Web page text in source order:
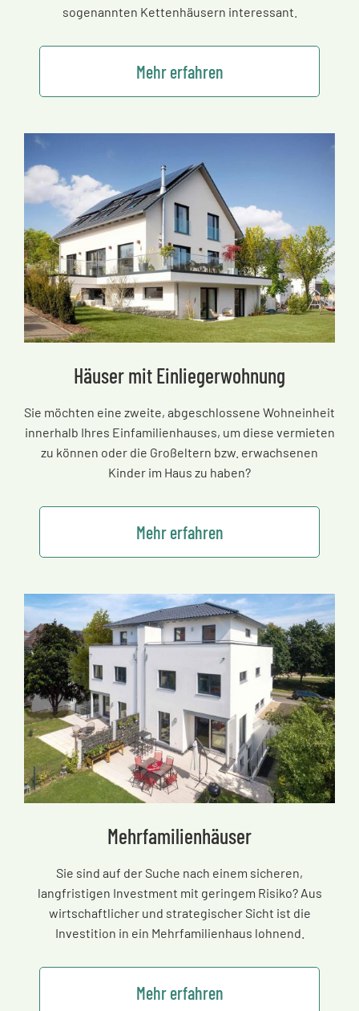
sogenannten Kettenhäusern interessant.
Mehr erfahren
Häuser mit Einliegerwohnung
Sie möchten eine zweite, abgeschlossene Wohneinheit
innerhalb Ihres Einfamilienhauses, um diese vermieten
zu können oder die Großeltern bzw. erwachsenen
Kinder im Haus zu haben?
Mehr erfahren
Mehrfamilienhäuser
Sie sind auf der Suche nach einem sicheren,
langfristigen Investment mit geringem Risiko? Aus
wirtschaftlicher und strategischer Sicht ist die
Investition in ein Mehrfamilienhaus lohnend.
Mehr erfahren